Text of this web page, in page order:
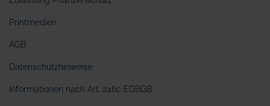
Printmedien
AGB
Datenschutzhinweise
Informationen nach Art. 246c EGBGB